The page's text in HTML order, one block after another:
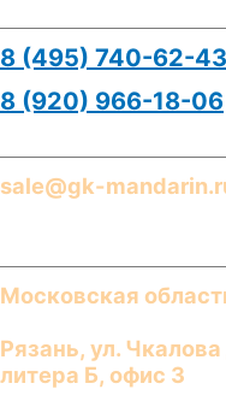
8 (495) 740-62-43
8 (920) 966-18-06
sale@gk-
Московская
Рязань, ул.
литера Б, офис 3